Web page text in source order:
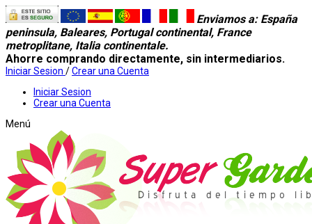
Enviamos a: España
peninsula, Baleares, Portugal continental, France
metroplitane, Italia continentale.
Ahorre comprando directamente, sin intermediarios.
Iniciar Sesion /Crear una Cuenta
Iniciar Sesion
Crear una Cuenta
Menú